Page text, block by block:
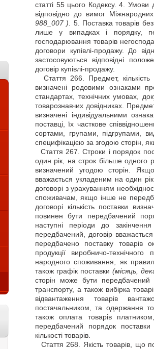
статті 55 цього Кодексу. 4. Умови
відповідно до вимог
988_007 ) . 5. Поставка товарів
лише у випадках і порядку,
господарювання товарів
договори купівлі-продажу. До
застосовуються відповідні
договір купівлі-продажу.
Стаття 266. Предмет,
визначені родовими ознаками
стандартах, технічних умовах,
товарознавчих довідниках.
визначені індивідуальними
поставці, їх часткове
сортами, групами, підгрупами,
специфікацією за згодою сторін,
Стаття 267. Строки і порядок
один рік, на строк більше одного
визначений угодою сторін.
вважається укладеним на один
договорі з урахуванням
споживачам, якщо інше не
договорі кількість поставки
повинен бути передбачений
наступні періоди до
передбачений, договір
передбачено поставку товарів
продукції виробничо-
народного споживання, як
також графік поставки(місяць,
сторін може бути передбачений
транспорту, а також вибірка
відвантаження товарів
постачальником, та одержання
також оплата товарів
передбачений порядок
кількості товарів.
Стаття 268. Якість товарів, що